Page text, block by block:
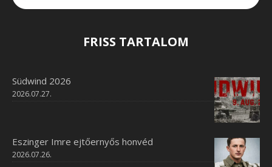
FRISS TARTALOM
Südwind 2026
2026.07.27.
Eszinger Imre ejtőernyős honvéd
2026.07.26.